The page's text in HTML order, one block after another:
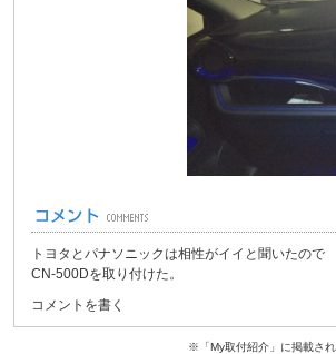
トヨタとパナソニックは相性がイイと聞いたので
CN-500Dを取り付けた。
コメントを書く
※「My取付紹介」に掲載さ